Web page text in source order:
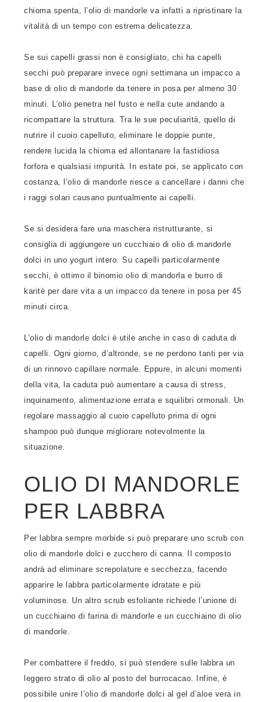
chioma spenta, l’olio di mandorle va infatti a ripristinare la
vitalità di un tempo con estrema delicatezza.
Se sui capelli grassi non è consigliato, chi ha capelli
secchi può preparare invece ogni settimana un impacco a
base di olio di mandorle da tenere in posa per almeno 30
minuti. L’olio penetra nel fusto e nella cute andando a
ricompattare la struttura. Tra le sue peculiarità, quello di
nutrire il cuoio capelluto, eliminare le doppie punte,
rendere lucida la chioma ed allontanare la fastidiosa
forfora e qualsiasi impurità. In estate poi, se applicato con
costanza, l’olio di mandorle riesce a cancellare i danni che
i raggi solari causano puntualmente ai capelli.
Se si desidera fare una maschera ristrutturante, si
consiglia di aggiungere un cucchiaio di olio di mandorle
dolci in uno yogurt intero. Su capelli particolarmente
secchi, è ottimo il binomio olio di mandorla e burro di
karitè per dare vita a un impacco da tenere in posa per 45
minuti circa.
L’olio di mandorle dolci è utile anche in caso di caduta di
capelli. Ogni giorno, d’altronde, se ne perdono tanti per via
di un rinnovo capillare normale. Eppure, in alcuni momenti
della vita, la caduta può aumentare a causa di stress,
inquinamento, alimentazione errata e squilibri ormonali. Un
regolare massaggio al cuoio capelluto prima di ogni
shampoo può dunque migliorare notevolmente la
situazione.
OLIO DI MANDORLE
PER LABBRA
Per labbra sempre morbide si può preparare uno scrub con
olio di mandorle dolci e zucchero di canna. Il composto
andrà ad eliminare screpolature e secchezza, facendo
apparire le labbra particolarmente idratate e più
voluminose. Un altro scrub esfoliante richiede l’unione di
un cucchiaino di farina di mandorle e un cucchiaino di olio
di mandorle.
Per combattere il freddo, si può stendere sulle labbra un
leggero strato di olio al posto del burrocacao. Infine, è
possibile unire l’olio di mandorle dolci al gel d’aloe vera in